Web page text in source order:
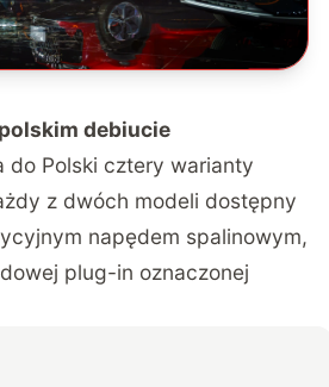
debiucie
do Polski cztery warianty
z dwóch modeli dostępny
napędem spalinowym,
plug-in oznaczonej